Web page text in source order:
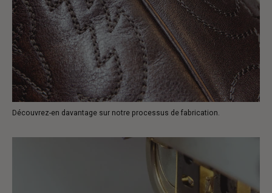
Découvrez-en davantage sur notre processus de fabrication.